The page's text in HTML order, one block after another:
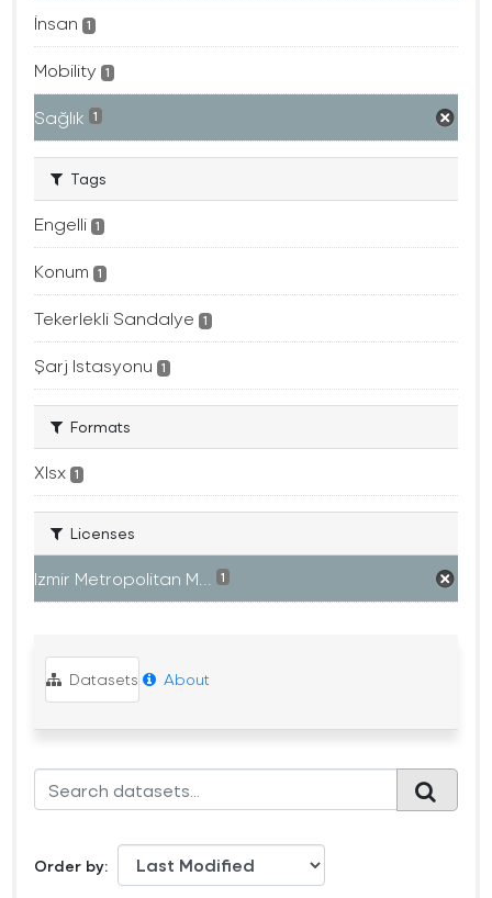
İnsan 1
Mobility 1
Sağlık 1
Tags
Engelli 1
Konum 1
Tekerlekli Sandalye 1
Şarj Istasyonu 1
Formats
Xlsx 1
Licenses
Izmir Metropolitan M... 1
Datasets About
Order by